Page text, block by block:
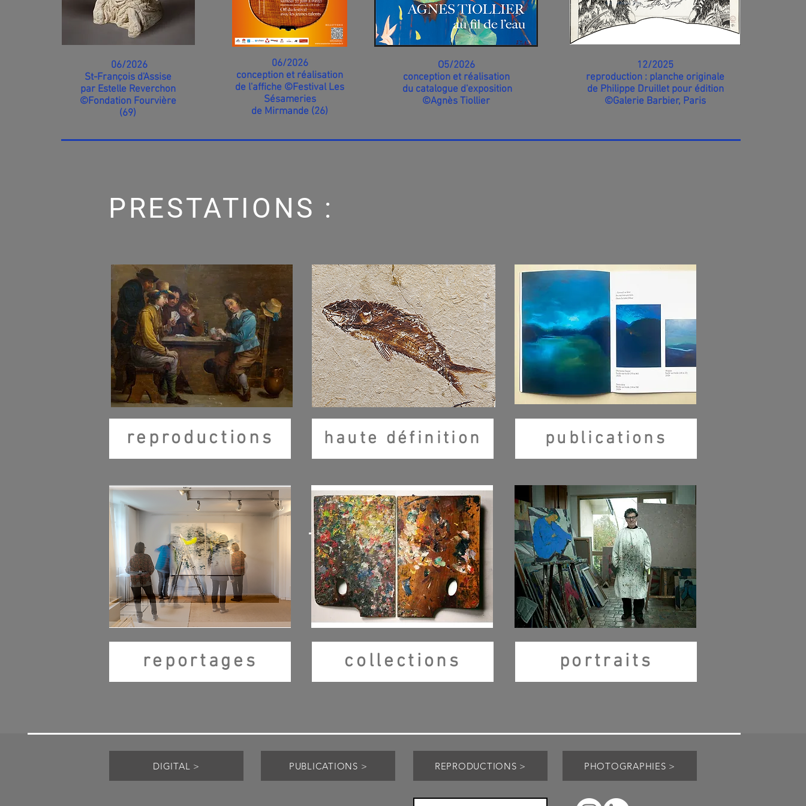
12/2025
reproduction : planche originale
de Philippe Druillet pour édition
©Galerie Barbier, Paris
O5/2026
conception et réalisation
du catalogue d'exposition
©Agnès Tiollier
06/2026
St-François d'Assise
par Estelle Reverchon
©Fondation Fourvière
(69)
06/2026
conception et réalisation
de l'affiche ©Festival Les
Sésameries
de Mirmande (26)
PRESTATIONS :
reproductions haute définition publications
reportages collections portraits
DIGITAL > PUBLICATIONS > REPRODUCTIONS > PHOTOGRAPHIES >